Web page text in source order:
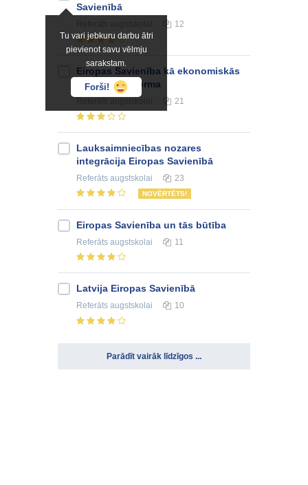
Tu vari jebkuru darbu ātri
pievienot savu vēlmju
sarakstam.
Forši!
Savienībā
12
Eiropas Savienība kā ekonomiskās
integrācijas forma
21
Lauksaimniecības nozares
integrācija Eiropas Savienībā
Referāts augstskolai 23
NOVĒRTĒTS!
Eiropas Savienība un tās būtība
Referāts augstskolai 11
Latvija Eiropas Savienībā
Referāts augstskolai 10
Parādīt vairāk līdzīgos ...